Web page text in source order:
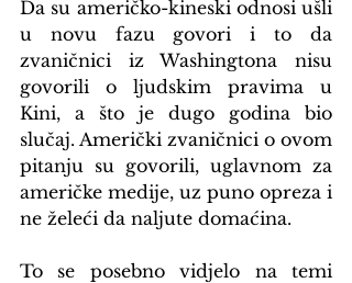
Da su američko-kineski odnosi ušli
u novu fazu govori i to da
zvaničnici iz Washingtona nisu
govorili o ljudskim pravima u
Kini, a što je dugo godina bio
slučaj. Američki zvaničnici o ovom
pitanju su govorili, uglavnom za
američke medije, uz puno opreza i
ne želeći da naljute domaćina.
To se posebno vidjelo na temi